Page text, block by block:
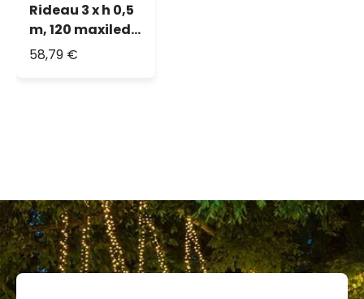
Rideau 3 x h 0,5
m, 120 maxiled
blanc froid,
58,79 €